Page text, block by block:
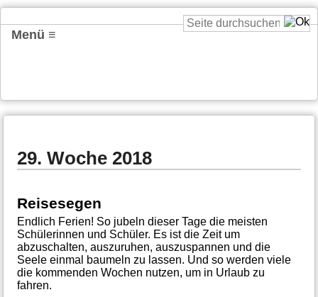
Menü ≡
29. Woche 2018
Reisesegen
Endlich Ferien! So jubeln dieser Tage die meisten
Schülerinnen und Schüler. Es ist die Zeit um
abzuschalten, auszuruhen, auszuspannen und die
Seele einmal baumeln zu lassen. Und so werden viele
die kommenden Wochen nutzen, um in Urlaub zu
fahren.